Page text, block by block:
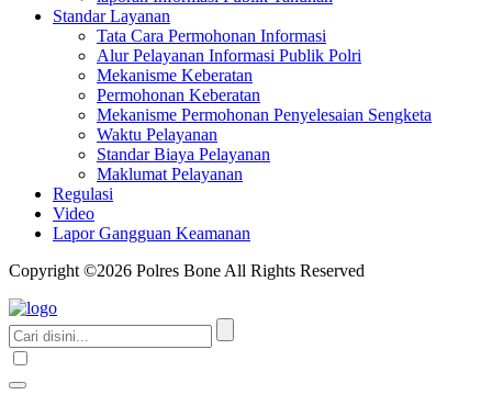
Standar Layanan
Tata Cara Permohonan Informasi
Alur Pelayanan Informasi Publik Polri
Mekanisme Keberatan
Permohonan Keberatan
Mekanisme Permohonan Penyelesaian Sengketa
Waktu Pelayanan
Standar Biaya Pelayanan
Maklumat Pelayanan
Regulasi
Video
Lapor Gangguan Keamanan
Copyright ©2026 Polres Bone All Rights Reserved